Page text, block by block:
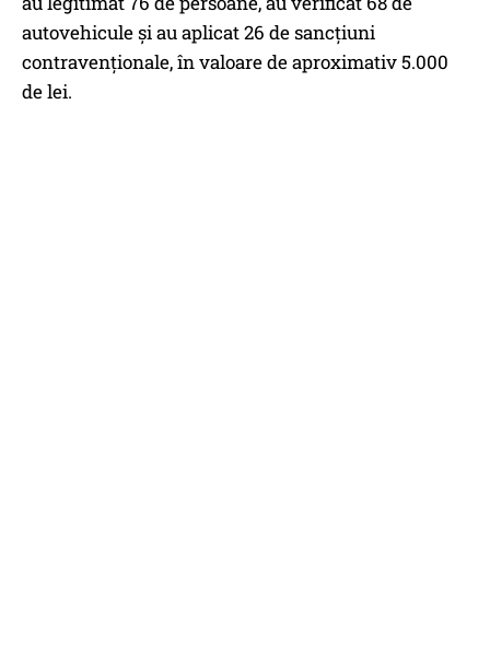
autovehicule şi au aplicat 26 de sancţiuni
contravenţionale, în valoare de aproximativ 5.000
de lei.